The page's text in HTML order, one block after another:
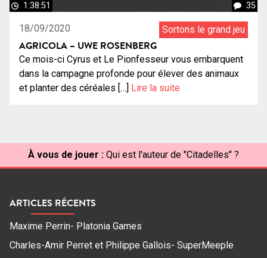
1:38:51 35
18/09/2020 Sortons le grand jeu
AGRICOLA – UWE ROSENBERG
Ce mois-ci Cyrus et Le Pionfesseur vous embarquent
dans la campagne profonde pour élever des animaux
et planter des céréales […] Lire la suite
À vous de jouer : Qui est l'auteur de "Citadelles" ?
ARTICLES RÉCENTS
Maxime Perrin- Platonia Games
Charles-Amir Perret et Philippe Gallois- SuperMeeple